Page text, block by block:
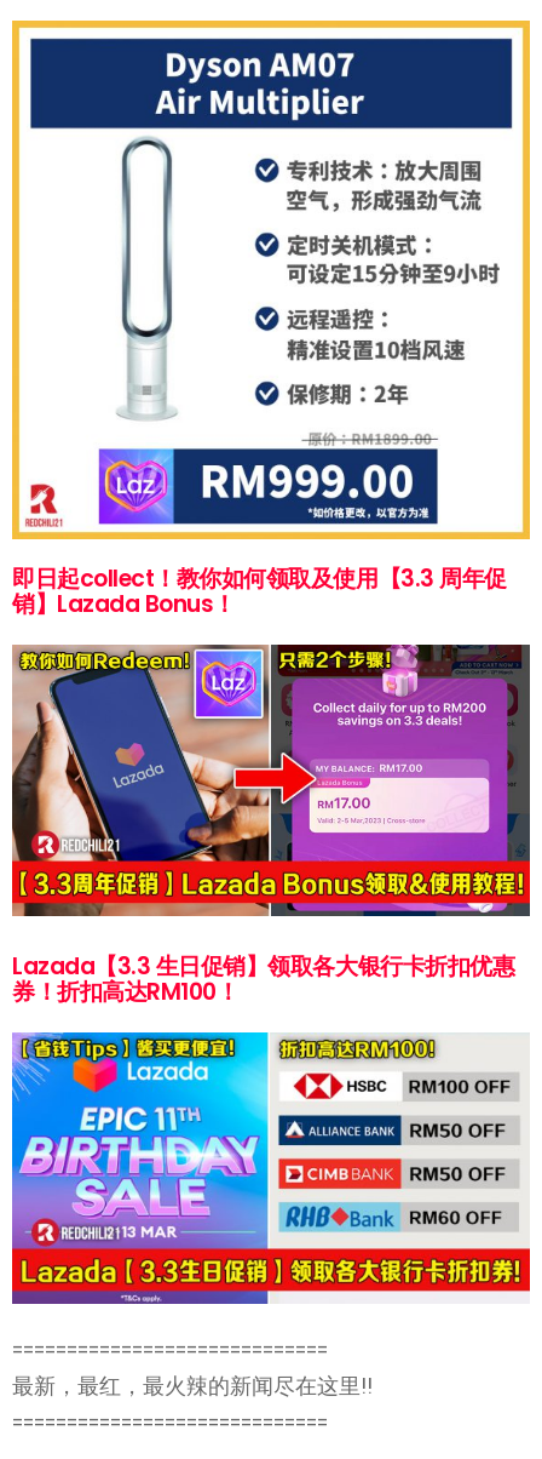
即日起collect！教你如何领取及使用【3.3 周年促
销】Lazada Bonus！
Lazada【3.3 生日促销】领取各大银行卡折扣优惠
券！折扣高达RM100！
=============================
最新，最红，最火辣的新闻尽在这里!!
=============================